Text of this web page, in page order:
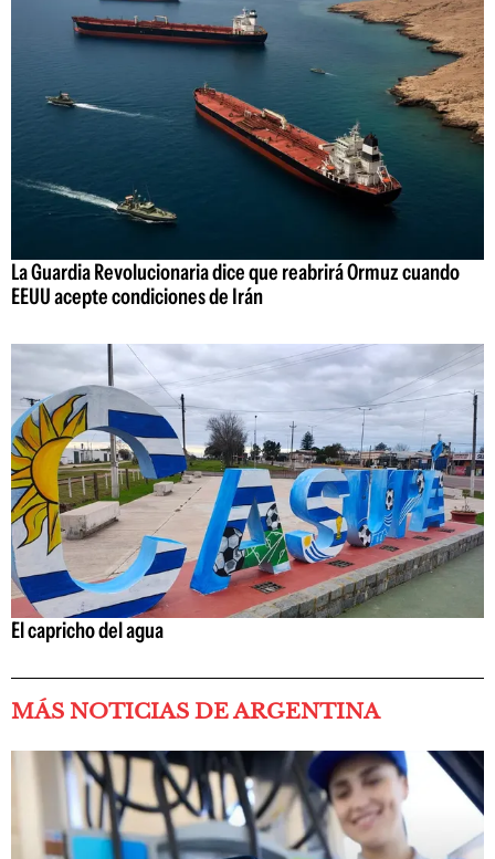
La Guardia Revolucionaria dice que reabrirá Ormuz cuando
EEUU acepte condiciones de Irán
El capricho del agua
MÁS NOTICIAS DE ARGENTINA